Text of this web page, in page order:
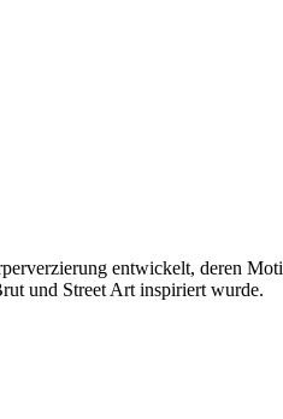
entwickelt, deren
und Street Art inspiriert wurde.